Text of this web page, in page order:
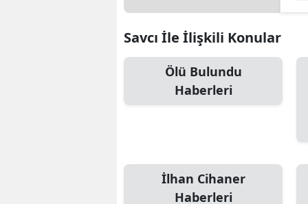
Savcı İle İlişkili Konular
Ölü Bulundu
Haberleri
İlhan Cihaner
Haberleri